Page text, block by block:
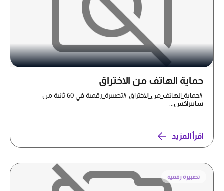
حماية الهاتف من الاختراق
#حماية_الهاتف_من_الاختراق #تصبيرة_رقمية في 60 ثانية من
سايبرأكس...
اقرأ المزيد
تصبيرة رقمية